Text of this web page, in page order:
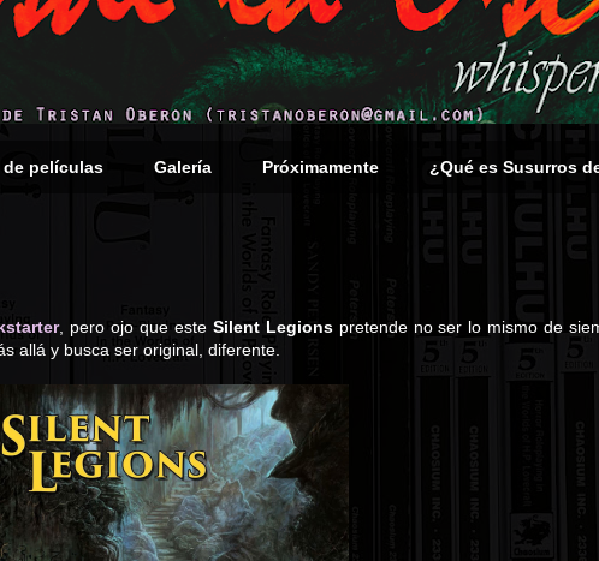
películas Galería Próximamente ¿Qué es Susurros
, pero ojo que este Silent Legionspretende no ser lo mismo de
allá y busca ser original, diferente.